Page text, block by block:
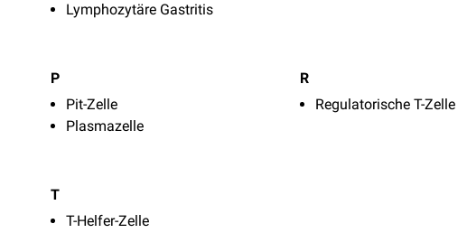
Lymphozytäre Gastritis
P
Pit-Zelle
Plasmazelle
R
Regulatorische T-Zelle
T
T-Helfer-Zelle